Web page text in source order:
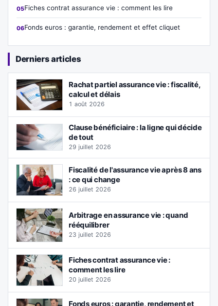
Fiches contrat assurance vie : comment les lire
Fonds euros : garantie, rendement et effet cliquet
Derniers articles
Rachat partiel assurance vie : fiscalité,
calcul et délais
1 août 2026
Clause bénéficiaire : la ligne qui décide
de tout
29 juillet 2026
Fiscalité de l'assurance vie après 8 ans
: ce qui change
26 juillet 2026
Arbitrage en assurance vie : quand
rééquilibrer
23 juillet 2026
Fiches contrat assurance vie :
comment les lire
20 juillet 2026
Fonds euros : garantie, rendement et